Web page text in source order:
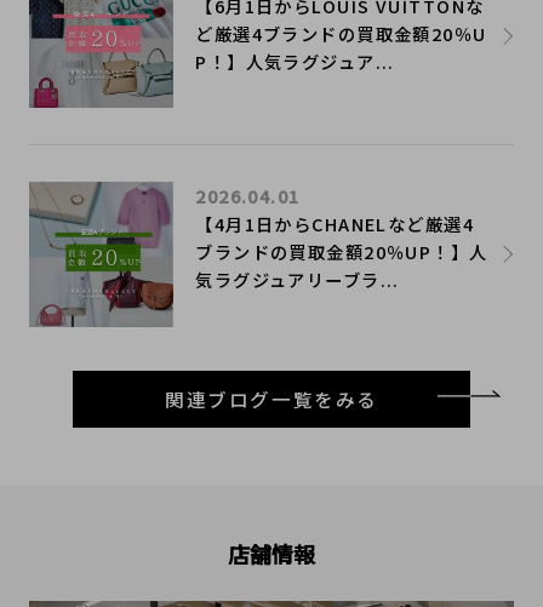
【6月1日からLOUIS VUITTONな
ど厳選4ブランドの買取金額20％U
P！】人気ラグジュア...
【4月1日からCHANELなど厳選4
ブランドの買取金額20％UP！】人
気ラグジュアリーブラ...
2026.04.01
関連ブログ一覧をみる
店舗情報